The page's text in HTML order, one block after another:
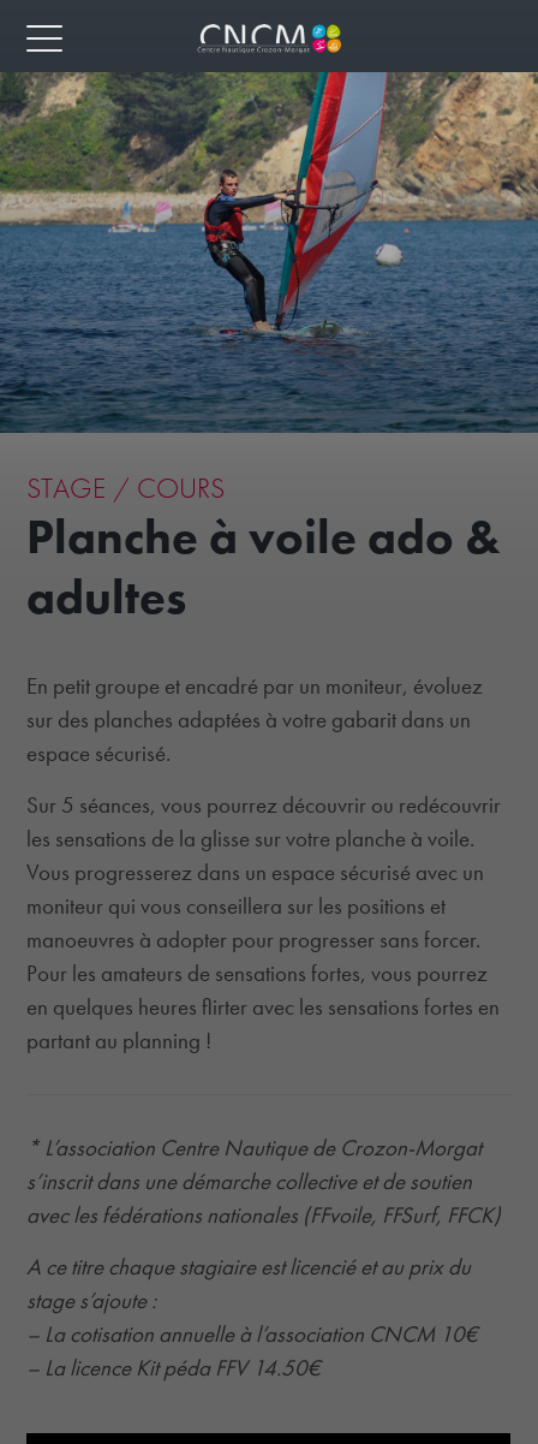
STAGE / COURS
Planche à voile ado &
adultes
En petit groupe et encadré par un moniteur, évoluez
sur des planches adaptées à votre gabarit dans un
espace sécurisé.
Sur 5 séances, vous pourrez découvrir ou redécouvrir
les sensations de la glisse sur votre planche à voile.
Vous progresserez dans un espace sécurisé avec un
moniteur qui vous conseillera sur les positions et
manoeuvres à adopter pour progresser sans forcer.
Pour les amateurs de sensations fortes, vous pourrez
en quelques heures flirter avec les sensations fortes en
partant au planning !
* L’association Centre Nautique de Crozon-Morgat
s’inscrit dans une démarche collective et de soutien
avec les fédérations nationales (FFvoile, FFSurf, FFCK)
A ce titre chaque stagiaire est licencié et au prix du
stage s’ajoute :
– La cotisation annuelle à l’association CNCM 10€
– La licence Kit péda FFV 14.50€